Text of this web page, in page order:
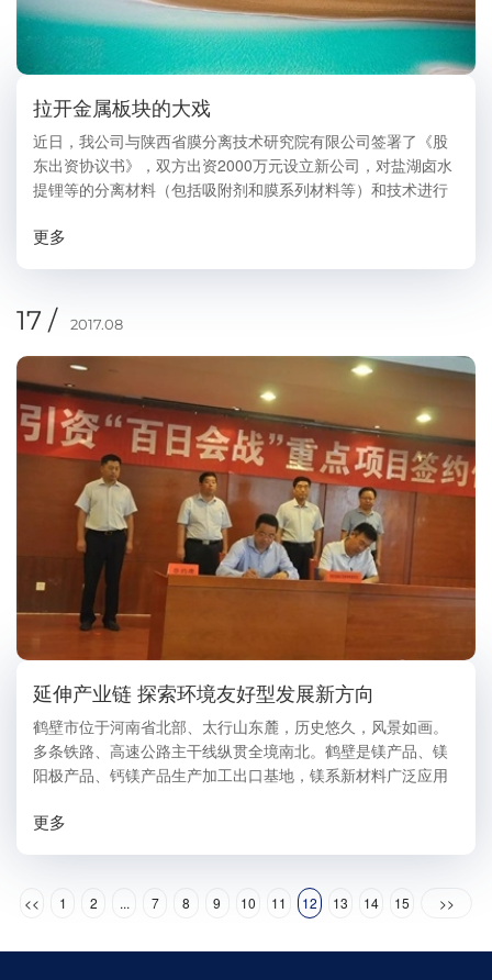
拉开金属板块的大戏
近日，我公司与陕西省膜分离技术研究院有限公司签署了《股
东出资协议书》，双方出资2000万元设立新公司，对盐湖卤水
提锂等的分离材料（包括吸附剂和膜系列材料等）和技术进行
分离技术在成本控制和环保污染方面的技...
更多
17 / 2017.08
延伸产业链 探索环境友好型发展新方向
鹤壁市位于河南省北部、太行山东麓，历史悠久，风景如画。
多条铁路、高速公路主干线纵贯全境南北。鹤壁是镁产品、镁
阳极产品、钙镁产品生产加工出口基地，镁系新材料广泛应用
市以来，一直积极部署未来战略，其...
更多
<< 1 2 ... 7 8 9 10 11 12 13 14 15 >>